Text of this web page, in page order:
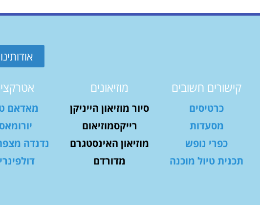
קישורים חשובים
כרטיסים
מסעדות
כפרי נופש
תכנית טיול מוכנה
מוזיאונים
סיור מוזיאון הייניקן
רייקסמוזיאום
מוזיאון האינסטגרם
מדורדם
מאדאם
נדנדה